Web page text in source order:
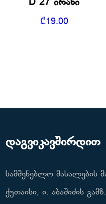
D 27 ირანი
₾19.00
დაგვიკავშირდით
სამშენებლო მასალების
ქუთაისი, ი. აბაშიძის